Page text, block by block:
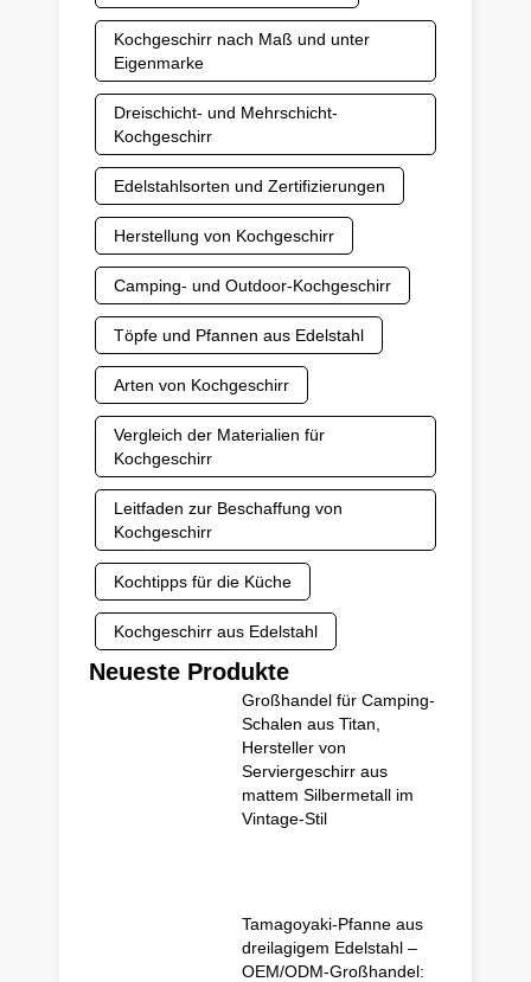
Kochgeschirr nach Maß und unter
Eigenmarke
Dreischicht- und Mehrschicht-
Kochgeschirr
Edelstahlsorten und Zertifizierungen
Herstellung von Kochgeschirr
Camping- und Outdoor-Kochgeschirr
Töpfe und Pfannen aus Edelstahl
Arten von Kochgeschirr
Vergleich der Materialien für
Kochgeschirr
Leitfaden zur Beschaffung von
Kochgeschirr
Kochtipps für die Küche
Kochgeschirr aus Edelstahl
Neueste Produkte
Großhandel für Camping-
Schalen aus Titan,
Hersteller von
Serviergeschirr aus
mattem Silbermetall im
Vintage-Stil
Tamagoyaki-Pfanne aus
dreilagigem Edelstahl –
OEM/ODM-Großhandel: